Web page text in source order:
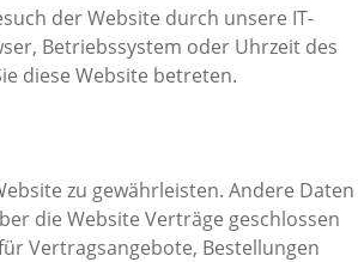
der Website durch unsere IT-
Betriebssystem oder Uhrzeit des
diese Website betreten.
zu gewährleisten. Andere Daten
die Website Verträge geschlossen
Vertragsangebote, Bestellungen